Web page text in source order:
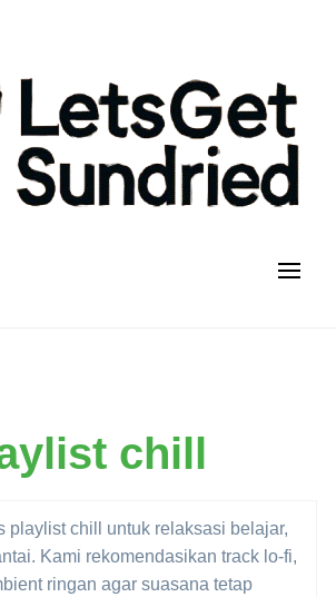
chill
playlist chill untuk relaksasi belajar,
Kami rekomendasikan track lo-fi,
ringan agar suasana tetap